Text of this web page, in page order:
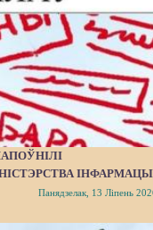
Панядзелак, 13 Ліпень